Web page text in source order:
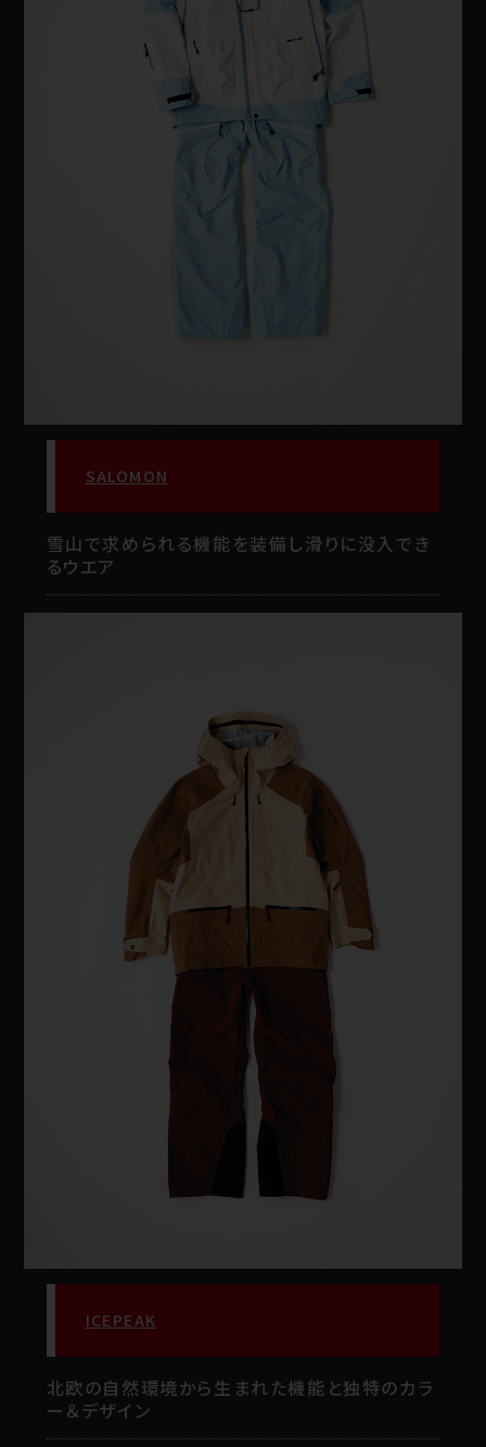
SALOMON
雪山で求められる機能を装備し滑りに没入でき
るウエア
ICEPEAK
北欧の自然環境から生まれた機能と独特のカラ
ー＆デザイン